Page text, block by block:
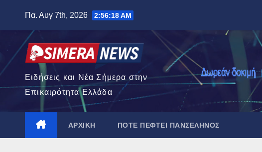
περιεχόμενο
Πα. Αυγ 7th, 2026 2:56:19 AM
Ειδήσεις και Νέα Σήμερα στην
Επικαιρότητα Ελλάδα
ΑΡΧΙΚΉ ΠΌΤΕ ΠΈΦΤΕΙ ΠΑΝΣΈΛΗΝΟΣ